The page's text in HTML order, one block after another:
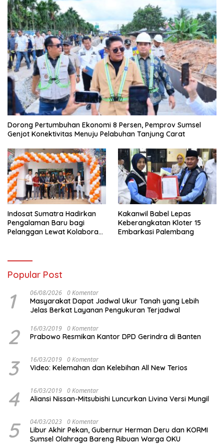
Dorong Pertumbuhan Ekonomi 8 Persen, Pemprov Sumsel
Genjot Konektivitas Menuju Pelabuhan Tanjung Carat
Indosat Sumatra Hadirkan
Pengalaman Baru bagi
Pelanggan Lewat Kolaborasi
Kakanwil Babel Lepas
Keberangkatan Kloter 15
Embarkasi Palembang
Popular Post
1 06/08/2026 0 Komentar
Masyarakat Dapat Jadwal Ukur Tanah yang Lebih
Jelas Berkat Layanan Pengukuran Terjadwal
2 16/03/2019 0 Komentar
Prabowo Resmikan Kantor DPD Gerindra di Banten
3 16/03/2019 0 Komentar
Video: Kelemahan dan Kelebihan All New Terios
4 16/03/2019 0 Komentar
Aliansi Nissan-Mitsubishi Luncurkan Livina Versi Mungil
5 04/03/2023 0 Komentar
Libur Akhir Pekan, Gubernur Herman Deru dan KORMI
Sumsel Olahraga Bareng Ribuan Warga OKU